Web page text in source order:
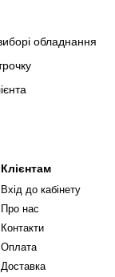
обладнання
Клієнтам
Вхід до кабінету
Про нас
Контакти
Оплата
Доставка